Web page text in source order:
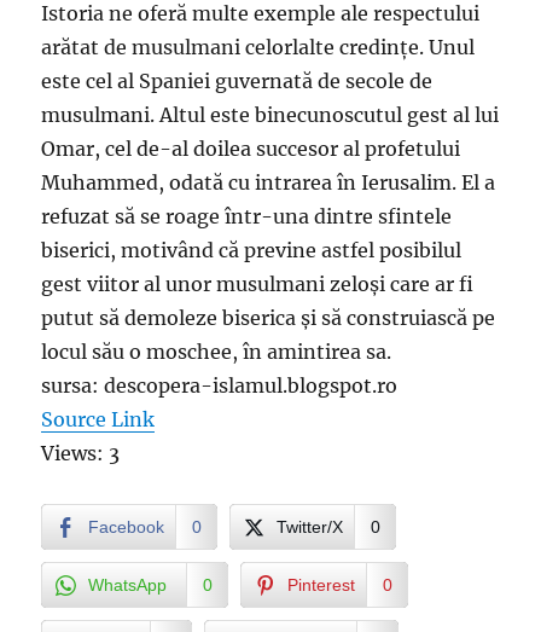
Istoria ne oferă multe exemple ale respectului
arătat de musulmani celorlalte credințe. Unul
este cel al Spaniei guvernată de secole de
musulmani. Altul este binecunoscutul gest al lui
Omar, cel de-al doilea succesor al profetului
Muhammed, odată cu intrarea în Ierusalim. El a
refuzat să se roage într-una dintre sfintele
biserici, motivând că previne astfel posibilul
gest viitor al unor musulmani zeloși care ar fi
putut să demoleze biserica și să construiască pe
locul său o moschee, în amintirea sa.
sursa: descopera-islamul.blogspot.ro
Source Link
Views: 3
Facebook 0 Twitter/X 0
WhatsApp 0 Pinterest 0